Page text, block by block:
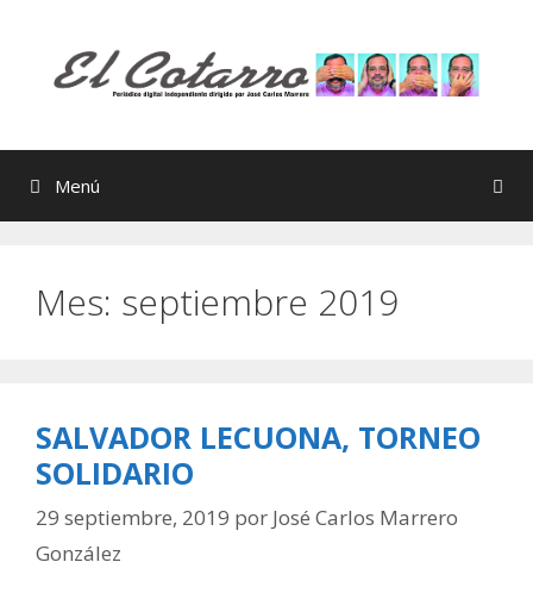
contenido
Menú
Mes: septiembre 2019
SALVADOR LECUONA, TORNEO
SOLIDARIO
29 septiembre, 2019 por José Carlos Marrero
González